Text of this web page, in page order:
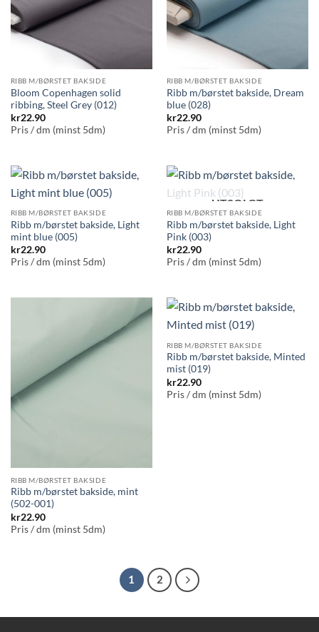
RIBB M/BØRSTET BAKSIDE
Bloom Copenhagen solid
ribbing, Steel Grey (012)
kr22.90
Pris / dm (minst 5dm)
RIBB M/BØRSTET BAKSIDE
Ribb m/børstet bakside, Dream
blue (028)
kr22.90
Pris / dm (minst 5dm)
RIBB M/BØRSTET BAKSIDE
Ribb m/børstet bakside, Light
mint blue (005)
kr22.90
Pris / dm (minst 5dm)
UTSOLGT
RIBB M/BØRSTET BAKSIDE
Ribb m/børstet bakside, Light
Pink (003)
kr22.90
Pris / dm (minst 5dm)
RIBB M/BØRSTET BAKSIDE
Ribb m/børstet bakside, mint
(502-001)
kr22.90
Pris / dm (minst 5dm)
RIBB M/BØRSTET BAKSIDE
Ribb m/børstet bakside, Minted
mist (019)
kr22.90
Pris / dm (minst 5dm)
1 2